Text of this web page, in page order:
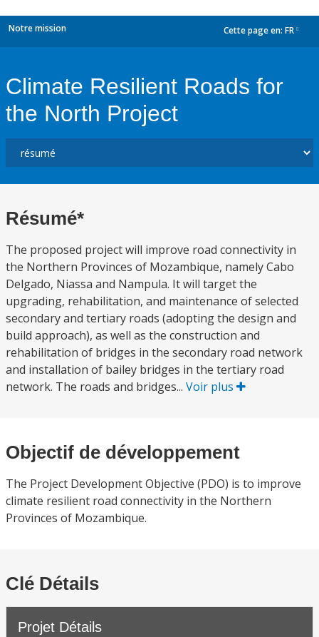
Notre mission Cette page en: FR
Climate Resilient Roads for
the North Project
Résumé*
The proposed project will improve road connectivity in
the Northern Provinces of Mozambique, namely Cabo
Delgado, Niassa and Nampula. It will target the
upgrading, rehabilitation, and maintenance of selected
secondary and tertiary roads (adopting the design and
build approach), as well as the construction and
rehabilitation of bridges in the secondary road network
and installation of bailey bridges in the tertiary road
network. The roads and bridges... Voir plus
Objectif de développement
The Project Development Objective (PDO) is to improve
climate resilient road connectivity in the Northern
Provinces of Mozambique.
Clé Détails
Projet Détails